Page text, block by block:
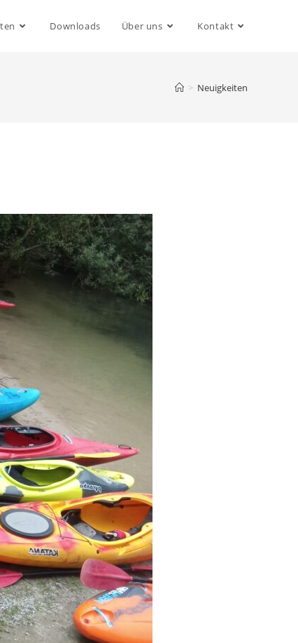
Downloads Über uns Kontakt
> Neuigkeiten